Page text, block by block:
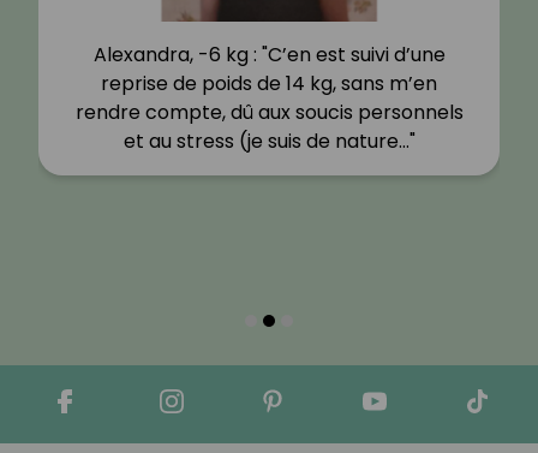
Alexandra, -6 kg : "C’en est suivi d’une
reprise de poids de 14 kg, sans m’en
rendre compte, dû aux soucis personnels
et au stress (je suis de nature…"